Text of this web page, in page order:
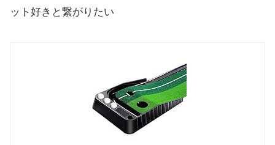
ット好きと繋がりたい